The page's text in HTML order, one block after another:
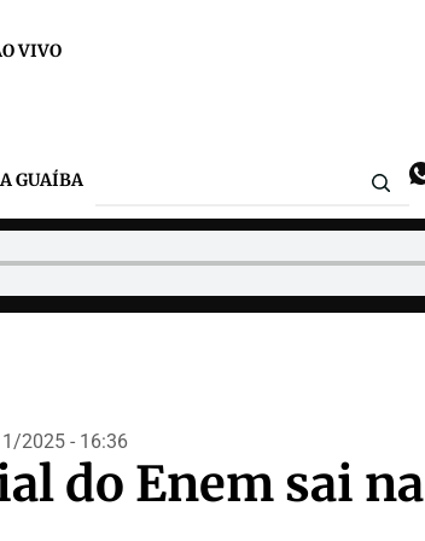
VIVO
GUAÍBA
2025 - 16:36
do Enem sai na